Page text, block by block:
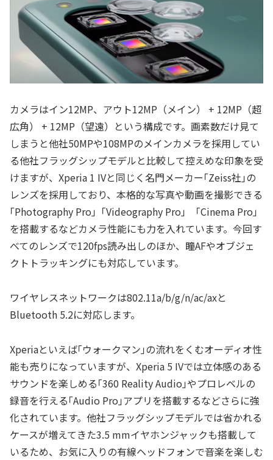
カメラはイン12MP、アウト12MP（メイン） + 12MP（超
広角） + 12MP（望遠）という構成です。画素数だけ見て
しまうと他社50MPや108MPのメインカメラを採用してい
る他社フラッグシップモデルと比較して控えめな印象を受
けますが、Xperia 1 IVと同じく名門メーカー｢Zeiss社｣の
レンズを採用しており、本格的な写真や動画を撮影できる
｢Photography Pro｣「Videography Pro」「Cinema Pro」
を搭載するなどカメラ性能にも力を入れています。今回す
べてのレンズで120fps読み出しのほか、瞳AFやオブジェ
クトトラッキングにも対応しています。
ワイヤレスネットワークは802.11a/b/g/n/ac/axと
Bluetooth 5.2に対応します。
Xperiaといえば｢ウォークマン｣の流れをくむオーディオ性
能も売りになっていますが、Xperia 5 IVでは立体感のある
サウンドを楽しめる｢360 Reality Audio｣やプロレベルの
録音を行える｢Audio Pro｣アプリを搭載するなどさらに強
化されています。他社フラッグシップモデルでは省かれる
ケースが増えてきた3.5 mmイヤホンジャックも搭載して
いるため、お気に入りの有線ヘッドフォンで音楽を楽しむ